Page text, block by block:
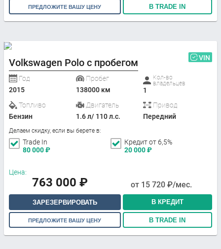
ПРЕДЛОЖИТЕ ВАШУ ЦЕНУ В TRADE IN
Volkswagen Polo с пробегом VIN
Год
2015
Пробег
138000 км
Кол-во
владельцев
1
Топливо
Бензин
Двигатель
1.6 л/ 110 л.с.
Привод
Передний
Делаем скидку, если вы берете в:
Trade In
80 000₽
Кредит от 6,5%
20 000₽
Цена:
763 000 ₽ от 15 720 ₽/мес.
ЗАРЕЗЕРВИРОВАТЬ В КРЕДИТ
ПРЕДЛОЖИТЕ ВАШУ ЦЕНУ В TRADE IN